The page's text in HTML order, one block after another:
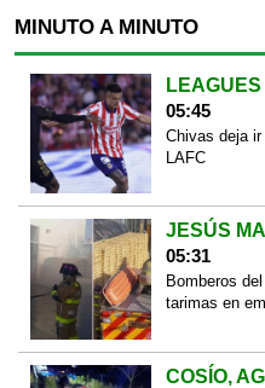
MINUTO A MINUTO
05:45
Chivas deja
LAFC
JESÚS
05:31
Bomberos
tarimas en
COSÍO,